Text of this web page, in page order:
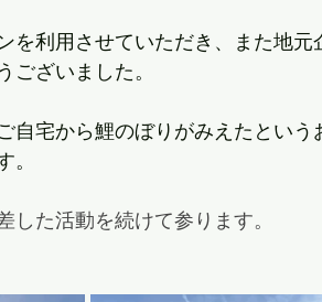
を利用させていただき、また地
ざいました。
自宅から鯉のぼりがみえたという
した活動を続けて参ります。